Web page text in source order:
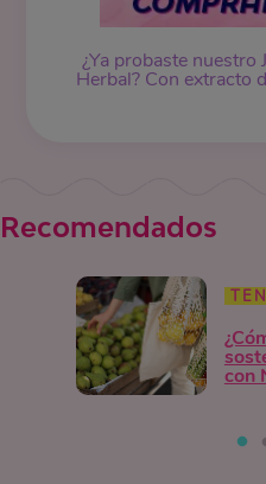
¿Ya probaste
Herbal? Con extracto
Recomendados
con